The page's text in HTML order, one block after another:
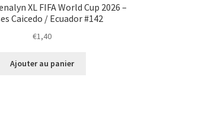
XL FIFA World Cup 2026 –
Caicedo / Ecuador #142
€1,40
Ajouter au panier